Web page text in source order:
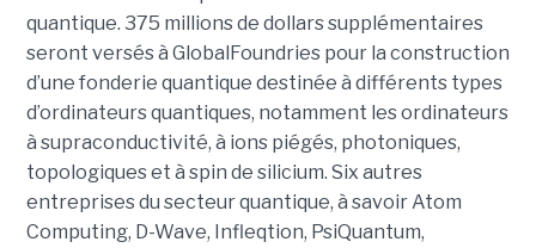
quantique. 375 millions de dollars supplémentaires
seront versés à GlobalFoundries pour la construction
d’une fonderie quantique destinée à différents types
d’ordinateurs quantiques, notamment les ordinateurs
à supraconductivité, à ions piégés, photoniques,
topologiques et à spin de silicium. Six autres
entreprises du secteur quantique, à savoir Atom
Computing, D-Wave, Infleqtion, PsiQuantum,